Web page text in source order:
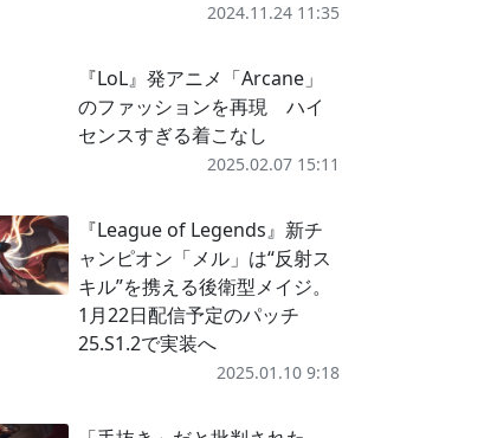
2024.11.24 11:35
『LoL』発アニメ「Arcane」
のファッションを再現 ハイ
センスすぎる着こなし
2025.02.07 15:11
『League of Legends』新チ
ャンピオン「メル」は“反射ス
キル”を携える後衛型メイジ。
1月22日配信予定のパッチ
25.S1.2で実装へ
2025.01.10 9:18